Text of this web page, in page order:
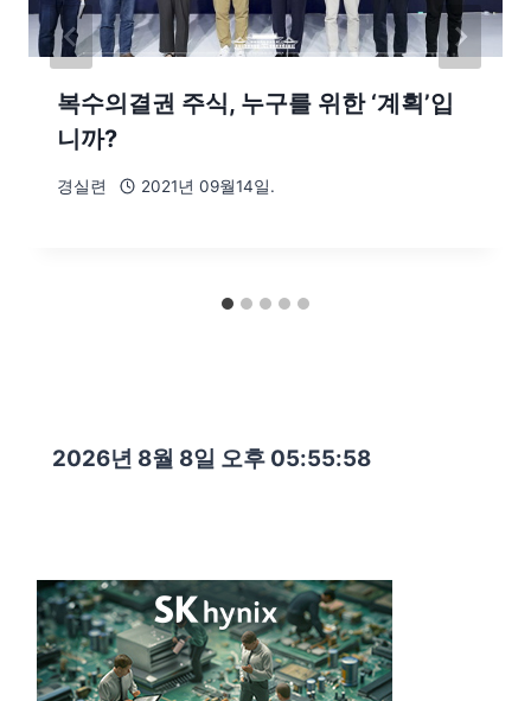
복수의결권 주식, 누구를 위한 ‘계획’입
니까?
경실련 2021년 09월14일.
2026년 8월 8일 오후 05:55:59